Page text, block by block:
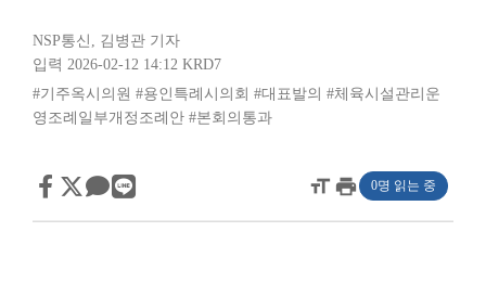
NSP통신 , 김병관 기자
입력 2026-02-12 14:12 KRD7
#기주옥시의원 #용인특례시의회 #대표발의 #체육시설관리운
영조례일부개정조례안 #본회의통과
format_sizeprint 0명 읽는 중